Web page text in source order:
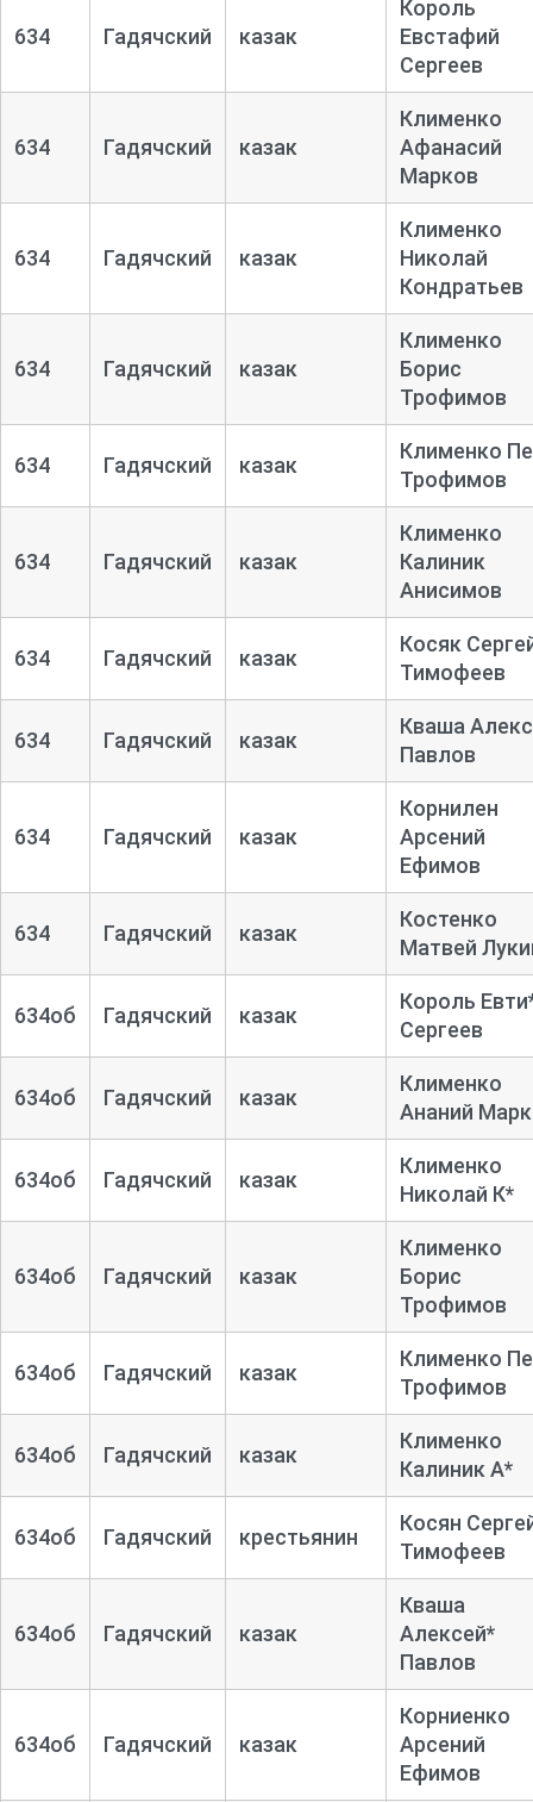
634 Гадячский казак
Король
Евстафий
Сергеев
634 Гадячский казак
Клименко
Афанасий
Марков
634 Гадячский казак
Клименко
Николай
Кондратьев
634 Гадячский казак
Клименко
Борис
Трофимов
634 Гадячский казак
Клименко
Трофимов
634 Гадячский казак
Клименко
Калиник
Анисимов
634 Гадячский казак
Косяк
Тимофеев
634 Гадячский казак
Кваша
Павлов
634 Гадячский казак
Корнилен
Арсений
Ефимов
634 Гадячский казак
Костенко
Матвей
634об Гадячский казак
Король
Сергеев
634об Гадячский казак
Клименко
Ананий
634об Гадячский казак
Клименко
Николай К*
634об Гадячский казак
Клименко
Борис
Трофимов
634об Гадячский казак
Клименко
Трофимов
634об Гадячский казак
Клименко
Калиник А*
634об Гадячский крестьянин
Косян
Тимофеев
634об Гадячский казак
Кваша
Алексей*
Павлов
634об Гадячский казак
Корниенко
Арсений
Ефимов